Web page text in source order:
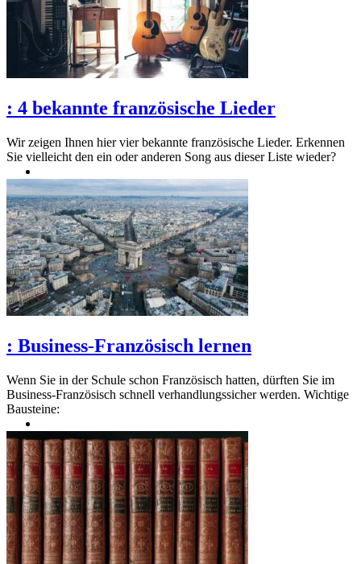
: 4 bekannte französische Lieder
Wir zeigen Ihnen hier vier bekannte französische Lieder. Erkennen
Sie vielleicht den ein oder anderen Song aus dieser Liste wieder?
: Business-Französisch lernen
Wenn Sie in der Schule schon Französisch hatten, dürften Sie im
Business-Französisch schnell verhandlungssicher werden. Wichtige
Bausteine: